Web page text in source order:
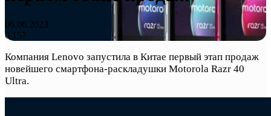
06.06.2023
0 157
Компания Lenovo запустила в Китае первый этап продаж
новейшего смартфона-раскладушки Motorola Razr 40
Ultra.